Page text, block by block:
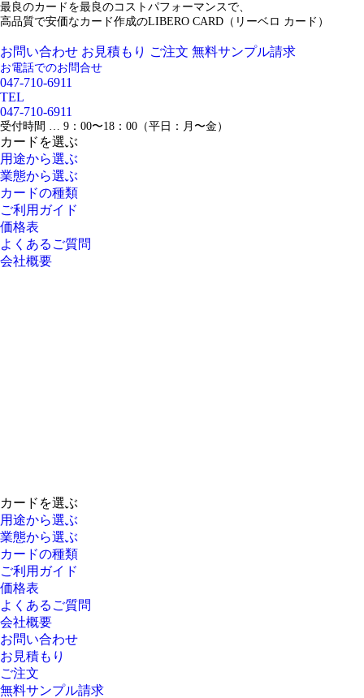
最良のカードを最良のコストパフォーマンスで、
高品質で安価なカード作成のLIBERO CARD（リーベロ カード）
お問い合わせ お見積もり ご注文 無料サンプル請求
お電話でのお問合せ
047-710-6911
TEL
047-710-6911
受付時間 … 9：00〜18：00（平日：月〜金）
カードを選ぶ
用途から選ぶ
業態から選ぶ
カードの種類
ご利用ガイド
価格表
よくあるご質問
会社概要
カードを選ぶ
用途から選ぶ
業態から選ぶ
カードの種類
ご利用ガイド
価格表
よくあるご質問
会社概要
お問い合わせ
お見積もり
ご注文
無料サンプル請求